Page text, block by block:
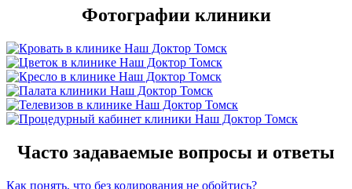
Фотографии клиники
Часто задаваемые вопросы и ответы
Как понять, что без кодирования не обойтись?